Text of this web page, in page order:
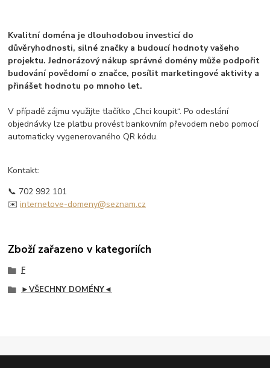
Kvalitní doména je dlouhodobou investicí do
důvěryhodnosti, silné značky a budoucí hodnoty vašeho
projektu. Jednorázový nákup správné domény může podpořit
budování povědomí o značce, posílit marketingové aktivity a
přinášet hodnotu po mnoho let.
V případě zájmu využijte tlačítko „Chci koupit“. Po odeslání
objednávky lze platbu provést bankovním převodem nebo pomocí
automaticky vygenerovaného QR kódu.
Kontakt:
📞 702 992 101
✉️internetove-domeny@seznam.cz
Zboží zařazeno v kategoriích
F
►VŠECHNY DOMÉNY◄